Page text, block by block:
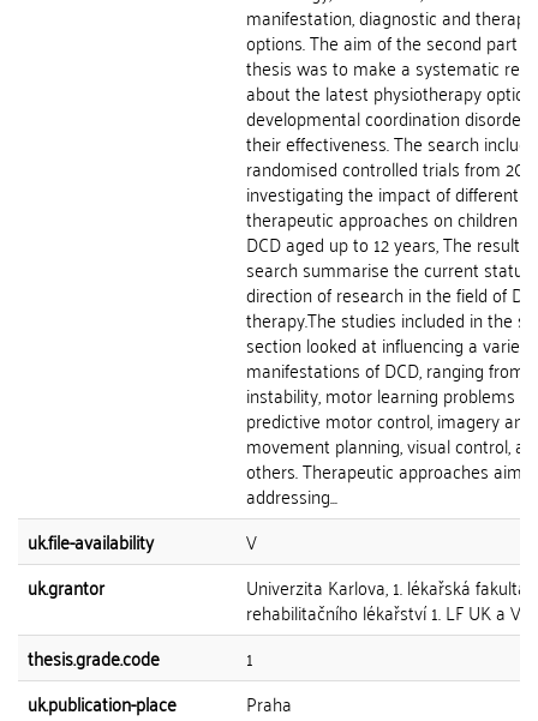
manifestation, diagnostic and
options. The aim of the second part
thesis was to make a systematic
about the latest physiotherapy
developmental coordination disorder
their effectiveness. The search
randomised controlled trials from
investigating the impact of different
therapeutic approaches on children
DCD aged up to 12 years, The results
search summarise the current status
direction of research in the field of
therapy.The studies included in the
section looked at influencing a
manifestations of DCD, ranging from
instability, motor learning problems
predictive motor control, imagery and
movement planning, visual control,
others. Therapeutic approaches
addressing...
uk.file-availability
V
uk.grantor
Univerzita Karlova, 1. lékařská fakulta,
rehabilitačního lékařství 1. LF UK a
thesis.grade.code
1
uk.publication-place
Praha